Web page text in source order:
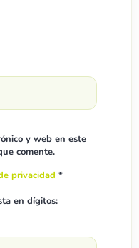
y web en este
comente.
privacidad *
en dígitos: